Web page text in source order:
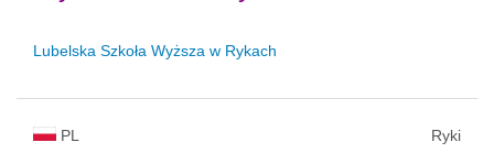
Lubelska Szkoła Wyższa w Rykach
PL Ryki